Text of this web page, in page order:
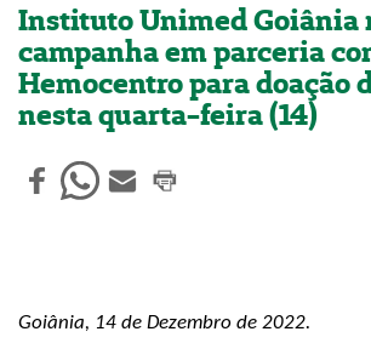
Imprensa
Institucional
Fale Conosco
ANS
Instituto Unimed Goiânia
campanha em parceria
Hemocentro para doação
nesta quarta-feira (14)
Goiânia, 14 de Dezembro de 2022.